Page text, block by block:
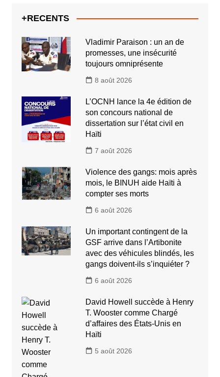
+RECENTS
Vladimir Paraison : un an de
promesses, une insécurité
toujours omniprésente
8 août 2026
L’OCNH lance la 4e édition de
son concours national de
dissertation sur l’état civil en
Haïti
7 août 2026
Violence des gangs: mois après
mois, le BINUH aide Haïti à
compter ses morts
6 août 2026
Un important contingent de la
GSF arrive dans l’Artibonite
avec des véhicules blindés, les
gangs doivent-ils s’inquiéter ?
6 août 2026
David Howell succède à Henry
T. Wooster comme Chargé
d’affaires des États-Unis en
Haïti
5 août 2026